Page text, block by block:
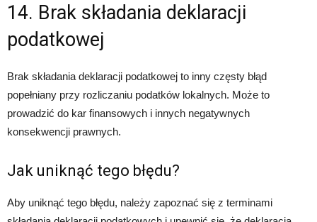
14. Brak składania deklaracji
podatkowej
Brak składania deklaracji podatkowej to inny częsty błąd
popełniany przy rozliczaniu podatków lokalnych. Może to
prowadzić do kar finansowych i innych negatywnych
konsekwencji prawnych.
Jak uniknąć tego błędu?
Aby uniknąć tego błędu, należy zapoznać się z terminami